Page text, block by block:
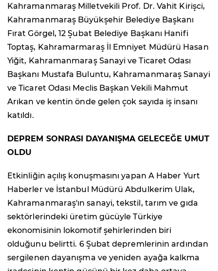
Kahramanmaraş Milletvekili Prof. Dr. Vahit Kirişci,
Kahramanmaraş Büyükşehir Belediye Başkanı
Fırat Görgel, 12 Şubat Belediye Başkanı Hanifi
Toptaş, Kahramarmaraş İl Emniyet Müdürü Hasan
Yiğit, Kahramanmaraş Sanayi ve Ticaret Odası
Başkanı Mustafa Buluntu, Kahramanmaraş Sanayi
ve Ticaret Odası Meclis Başkan Vekili Mahmut
Arıkan ve kentin önde gelen çok sayıda iş insanı
katıldı.
DEPREM SONRASI DAYANIŞMA GELECEĞE UMUT
OLDU
Etkinliğin açılış konuşmasını yapan A Haber Yurt
Haberler ve İstanbul Müdürü Abdulkerim Ulak,
Kahramanmaraş'ın sanayi, tekstil, tarım ve gıda
sektörlerindeki üretim gücüyle Türkiye
ekonomisinin lokomotif şehirlerinden biri
olduğunu belirtti. 6 Şubat depremlerinin ardından
sergilenen dayanışma ve yeniden ayağa kalkma